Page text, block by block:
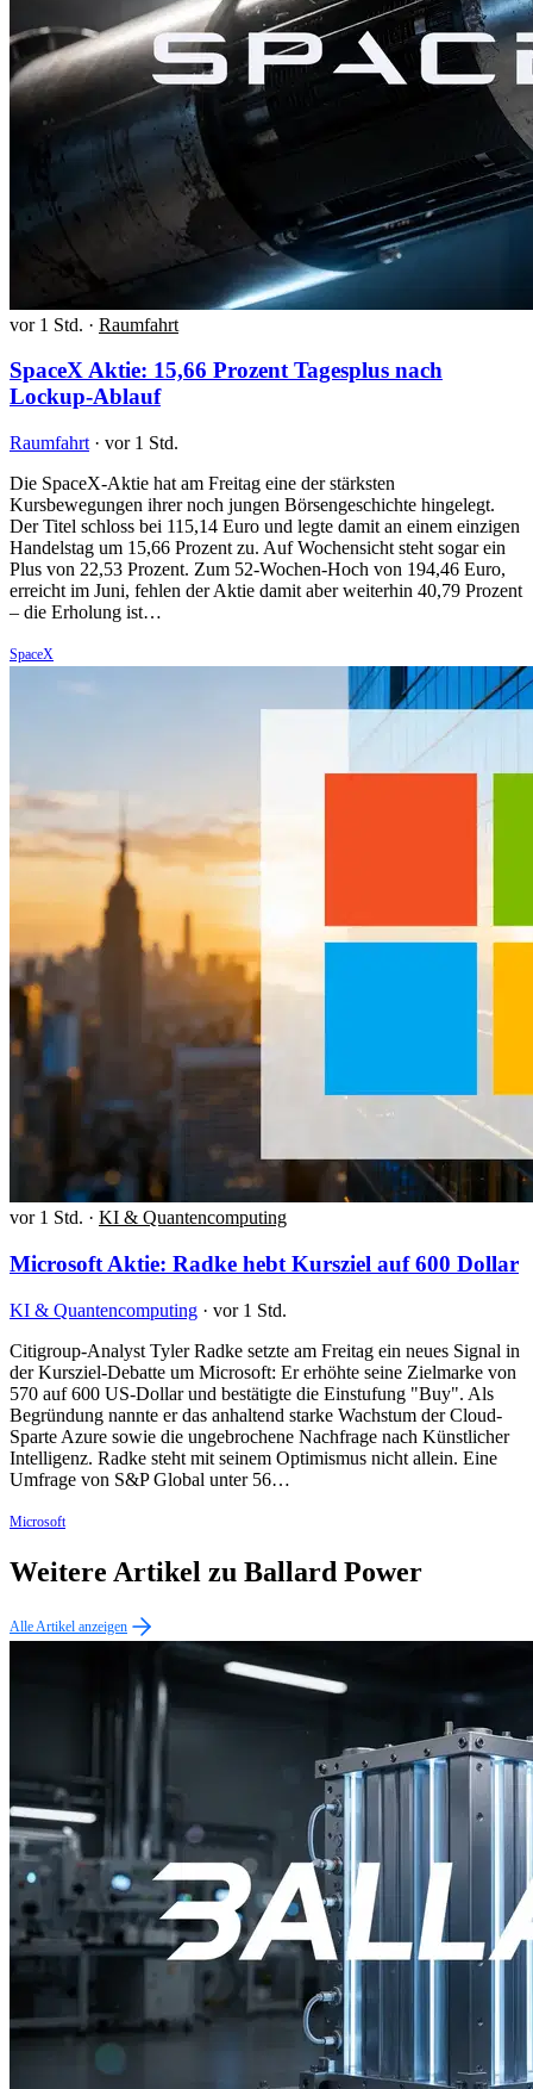
vor 1 Std. · Raumfahrt
SpaceX Aktie: 15,66 Prozent Tagesplus nach
Lockup-Ablauf
Raumfahrt · vor 1 Std.
Die SpaceX-Aktie hat am Freitag eine der stärksten
Kursbewegungen ihrer noch jungen Börsengeschichte hingelegt.
Der Titel schloss bei 115,14 Euro und legte damit an einem einzigen
Handelstag um 15,66 Prozent zu. Auf Wochensicht steht sogar ein
Plus von 22,53 Prozent. Zum 52-Wochen-Hoch von 194,46 Euro,
erreicht im Juni, fehlen der Aktie damit aber weiterhin 40,79 Prozent
– die Erholung ist…
SpaceX
vor 1 Std. · KI & Quantencomputing
Microsoft Aktie: Radke hebt Kursziel auf 600 Dollar
KI & Quantencomputing · vor 1 Std.
Citigroup-Analyst Tyler Radke setzte am Freitag ein neues Signal in
der Kursziel-Debatte um Microsoft: Er erhöhte seine Zielmarke von
570 auf 600 US-Dollar und bestätigte die Einstufung "Buy". Als
Begründung nannte er das anhaltend starke Wachstum der Cloud-
Sparte Azure sowie die ungebrochene Nachfrage nach Künstlicher
Intelligenz. Radke steht mit seinem Optimismus nicht allein. Eine
Umfrage von S&P Global unter 56…
Microsoft
Weitere Artikel zu Ballard Power
Alle Artikel anzeigen